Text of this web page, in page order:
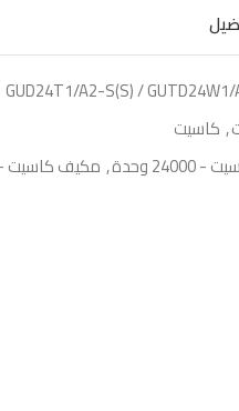
GUD24T1/A2-S(S) /
, كاسيت
وحدة , مكيف كاسيت -